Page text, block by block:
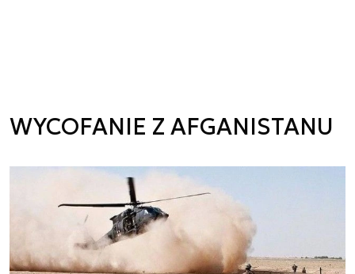
WYCOFANIE Z AFGANISTANU